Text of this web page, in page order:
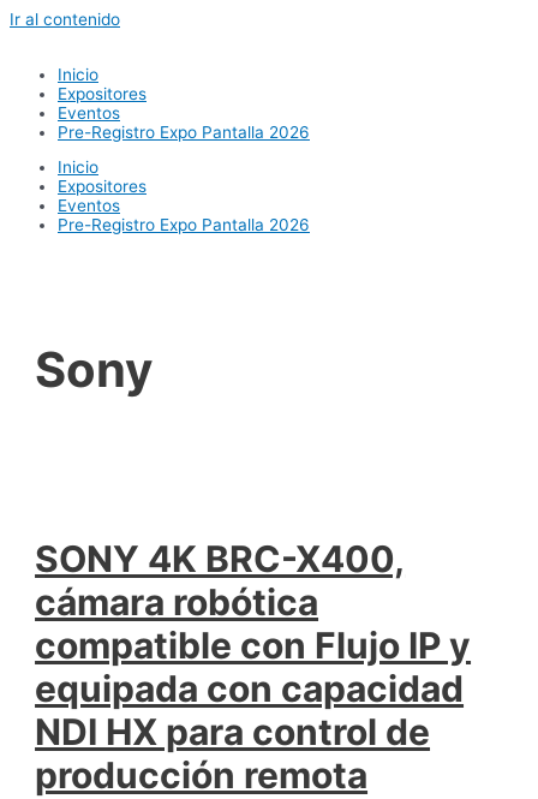
Ir al contenido
Inicio
Expositores
Eventos
Pre-Registro Expo Pantalla 2026
Inicio
Expositores
Eventos
Pre-Registro Expo Pantalla 2026
Sony
SONY 4K BRC-X400,
cámara robótica
compatible con Flujo IP y
equipada con capacidad
NDI HX para control de
producción remota